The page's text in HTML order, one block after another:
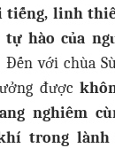
tiếng, linh
hào của
Đến với chùa
được
nghiêm
trong lành